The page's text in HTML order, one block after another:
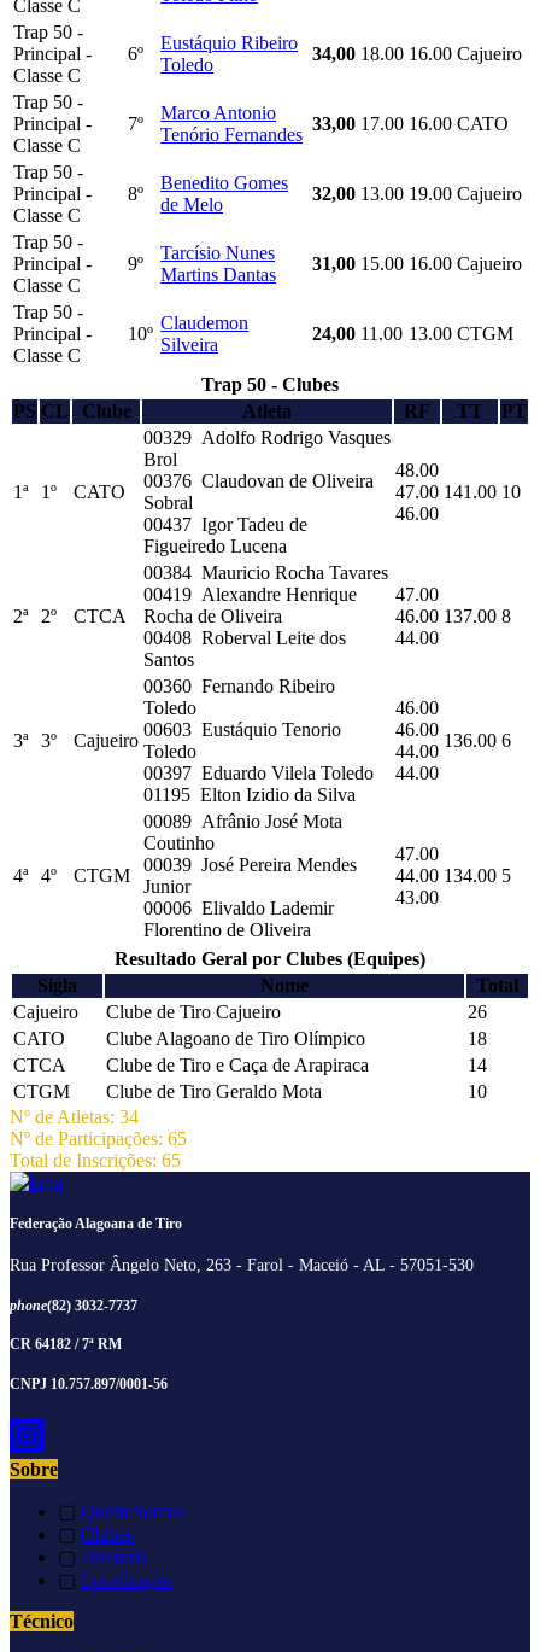
Classe C
Trap 50 -
Principal -
Classe C
6º
Eustáquio Ribeiro
Toledo
34,00 18.00 16.00 Cajueiro
Trap 50 -
Principal -
Classe C
7º
Marco Antonio
Tenório Fernandes
33,00 17.00 16.00 CATO
Trap 50 -
Principal -
Classe C
8º
Benedito Gomes
de Melo
32,00 13.00 19.00 Cajueiro
Trap 50 -
Principal -
Classe C
9º
Tarcísio Nunes
Martins Dantas
31,00 15.00 16.00 Cajueiro
Trap 50 -
Principal -
Classe C
10º
Claudemon
Silveira
24,00 11.00 13.00 CTGM
Trap 50 - Clubes
PS CL Clube Atleta RF TT PT
1ª 1º CATO
00329 Adolfo Rodrigo Vasques
Brol
00376 Claudovan de Oliveira
Sobral
00437 Igor Tadeu de
Figueiredo Lucena
48.00
47.00
46.00
141.00 10
2ª 2º CTCA
00384 Mauricio Rocha Tavares
00419 Alexandre Henrique
Rocha de Oliveira
00408 Roberval Leite dos
Santos
47.00
46.00
44.00
137.00 8
3ª 3º Cajueiro
00360 Fernando Ribeiro
Toledo
00603 Eustáquio Tenorio
Toledo
00397 Eduardo Vilela Toledo
01195 Elton Izidio da Silva
46.00
46.00
44.00
44.00
136.00 6
4ª 4º CTGM
00089 Afrânio José Mota
Coutinho
00039 José Pereira Mendes
Junior
00006 Elivaldo Lademir
Florentino de Oliveira
47.00
44.00
43.00
134.00 5
Resultado Geral por Clubes (Equipes)
Sigla
Nome
Total
Cajueiro
Clube de Tiro Cajueiro
26
CATO
Clube Alagoano de Tiro Olímpico
18
CTCA
Clube de Tiro e Caça de Arapiraca
14
CTGM
Clube de Tiro Geraldo Mota
10
Nº de Atletas: 34
Nº de Participações: 65
Total de Inscrições: 65
Federação Alagoana de Tiro
Rua Professor Ângelo Neto, 263 - Farol - Maceió - AL - 57051-530
phone(82) 3032-7737
CR 64182 / 7ª RM
CNPJ 10.757.897/0001-56
Sobre
▢ Quem Somos
▢ Clubes
▢ Diretoria
▢ Localização
Técnico